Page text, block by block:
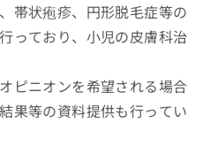
帯状疱疹、円形脱毛症等の
っており、小児の皮膚科治
ピニオンを希望される場合
果等の資料提供も行ってい